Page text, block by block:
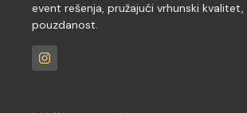
event rešenja, pružajući vrhunski
pouzdanost.